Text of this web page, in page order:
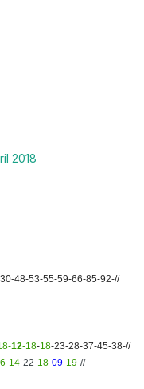
2018
48-53-55-59-66-85-92-//
12-18-18-23-28-37-45-38-//
-14-22-18-09-19-//